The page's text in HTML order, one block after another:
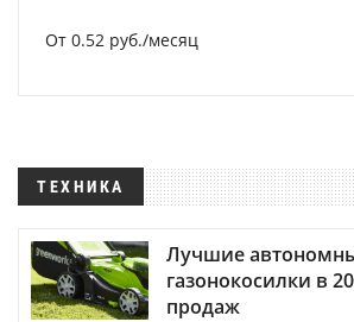
От 0.52 руб./месяц
ТЕХНИКА
Лучшие
газонокосилки в
продаж